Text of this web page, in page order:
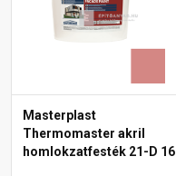
Masterplast
Thermomaster akril
homlokzatfesték 21-D 16 l